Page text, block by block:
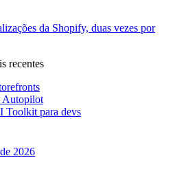
da Shopify, duas vezes por
recentes
Autopilot
Toolkit para devs
2026